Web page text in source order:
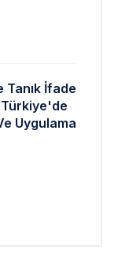
İfade
Türkiye'de
Uygulama